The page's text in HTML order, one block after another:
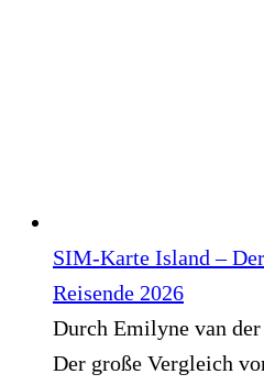
SIM-Karte Island –
Reisende 2026
Durch Emilyne van der
Der große Vergleich